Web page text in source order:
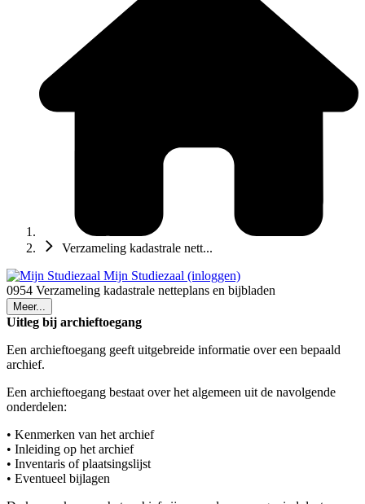
Verzameling kadastrale nett...
Mijn Studiezaal (inloggen)
0954 Verzameling kadastrale netteplans en bijbladen
Meer...
Uitleg bij archieftoegang
Een archieftoegang geeft uitgebreide informatie over een bepaald
archief.
Een archieftoegang bestaat over het algemeen uit de navolgende
onderdelen:
• Kenmerken van het archief
• Inleiding op het archief
• Inventaris of plaatsingslijst
• Eventueel bijlagen